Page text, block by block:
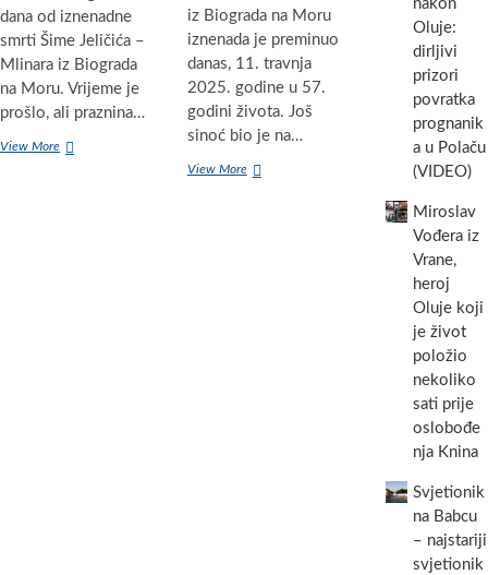
dana od iznenadne
smrti Šime Jeličića –
Mlinara iz Biograda
na Moru. Vrijeme je
prošlo, ali praznina…
View MoreGodinu
iz Biograda na Moru
iznenada je preminuo
danas, 11. travnja
2025. godine u 57.
godini života. Još
sinoć bio je na…
View MoreIn
nakon
Oluje:
dirljivi
prizori
povratka
prognanik
a u Polaču
(VIDEO)
Miroslav
Vođera iz
Vrane,
heroj
Oluje koji
je život
položio
nekoliko
sati prije
oslobođe
nja Knina
Svjetionik
na Babcu
– najstariji
svjetionik